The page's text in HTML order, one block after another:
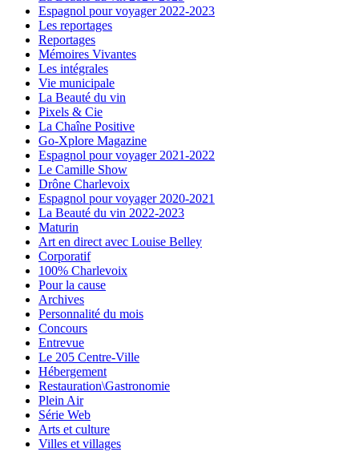
Espagnol pour voyager 2022-2023
Les reportages
Reportages
Mémoires Vivantes
Les intégrales
Vie municipale
La Beauté du vin
Pixels & Cie
La Chaîne Positive
Go-Xplore Magazine
Espagnol pour voyager 2021-2022
Le Camille Show
Drône Charlevoix
Espagnol pour voyager 2020-2021
La Beauté du vin 2022-2023
Maturin
Art en direct avec Louise Belley
Corporatif
100% Charlevoix
Pour la cause
Archives
Personnalité du mois
Concours
Entrevue
Le 205 Centre-Ville
Hébergement
Restauration\Gastronomie
Plein Air
Série Web
Arts et culture
Villes et villages